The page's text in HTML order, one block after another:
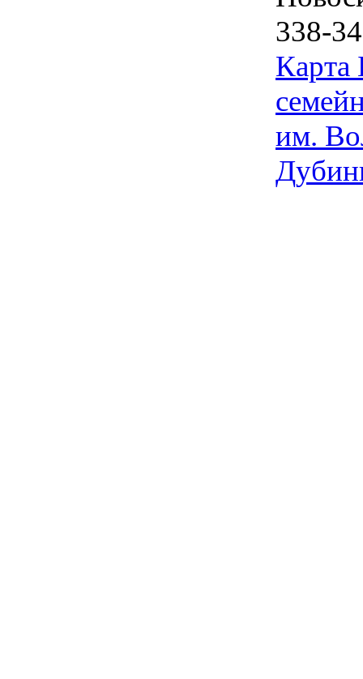
338-
Карта
им.